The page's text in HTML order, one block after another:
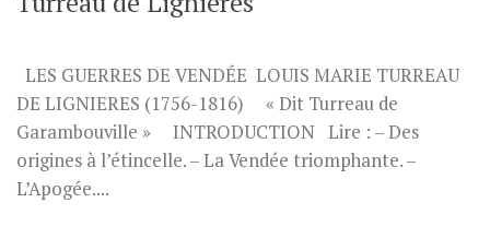
LES GUERRES DE VENDÉE LOUIS MARIE TURREAU
DE LIGNIERES (1756-1816) « Dit Turreau de
Garambouville » INTRODUCTION Lire : – Des
origines à l’étincelle. – La Vendée triomphante. –
L’Apogée....